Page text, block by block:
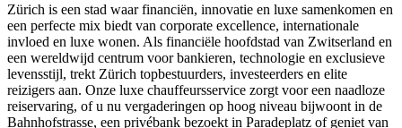
Zürich is een stad waar financiën, innovatie en luxe samenkomen en
een perfecte mix biedt van corporate excellence, internationale
invloed en luxe wonen. Als financiële hoofdstad van Zwitserland en
een wereldwijd centrum voor bankieren, technologie en exclusieve
levensstijl, trekt Zürich topbestuurders, investeerders en elite
reizigers aan. Onze luxe chauffeursservice zorgt voor een naadloze
reiservaring, of u nu vergaderingen op hoog niveau bijwoont in de
Bahnhofstrasse, een privébank bezoekt in Paradeplatz of geniet van